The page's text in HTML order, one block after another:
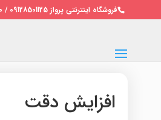
فروشگاه اینترنتی پرواز 09128501125 / 02122691010
افزایش دقت